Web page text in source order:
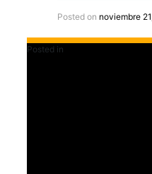
Posted on noviembre
Posted in